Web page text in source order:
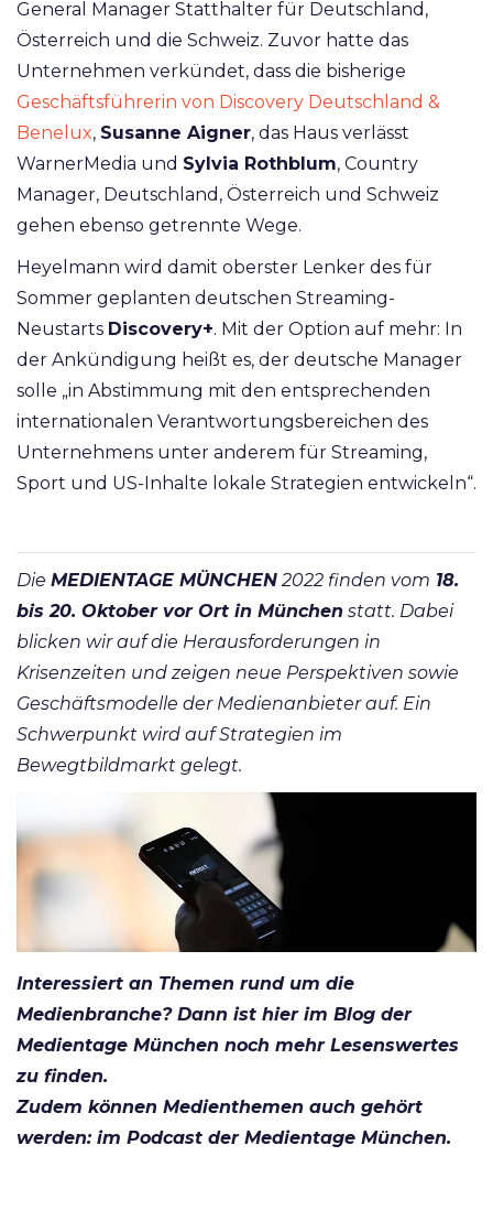
General Manager Statthalter für Deutschland,
Österreich und die Schweiz. Zuvor hatte das
Unternehmen verkündet, dass die bisherige
Geschäftsführerin von Discovery Deutschland &
Benelux, Susanne Aigner, das Haus verlässt
WarnerMedia und Sylvia Rothblum, Country
Manager, Deutschland, Österreich und Schweiz
gehen ebenso getrennte Wege.
Heyelmann wird damit oberster Lenker des für
Sommer geplanten deutschen Streaming-
Neustarts Discovery+. Mit der Option auf mehr: In
der Ankündigung heißt es, der deutsche Manager
solle „in Abstimmung mit den entsprechenden
internationalen Verantwortungsbereichen des
Unternehmens unter anderem für Streaming,
Sport und US-Inhalte lokale Strategien entwickeln“.
Die MEDIENTAGE MÜNCHEN 2022 finden vom 18.
bis 20. Oktober vor Ort in München statt. Dabei
blicken wir auf die Herausforderungen in
Krisenzeiten und zeigen neue Perspektiven sowie
Geschäftsmodelle der Medienanbieter auf. Ein
Schwerpunkt wird auf Strategien im
Bewegtbildmarkt gelegt.
Interessiert an Themen rund um die
Medienbranche? Dann ist hier im Blog der
Medientage München noch mehr Lesenswertes
zu finden.
Zudem können Medienthemen auch gehört
werden: im Podcast der Medientage München.